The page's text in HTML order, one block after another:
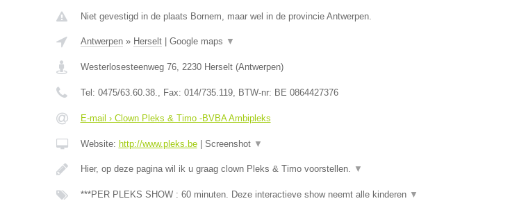
Niet gevestigd in de plaats Bornem, maar wel in de provincie Antwerpen.
Antwerpen» Herselt| Google maps ▼
Westerlosesteenweg 76, 2230 Herselt(Antwerpen)
Tel: 0475/63.60.38., Fax: 014/735.119, BTW-nr: BE 0864427376
E-mail › Clown Pleks & Timo -BVBA Ambipleks
Website: http://www.pleks.be| Screenshot ▼
Hier, op deze pagina wil ik u graag clown Pleks & Timo voorstellen. ▼
***PER PLEKS SHOW : 60 minuten. Deze interactieve show neemt alle kinderen ▼